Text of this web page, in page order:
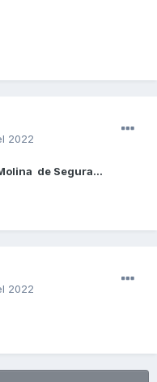
2022
de Segura...
2022